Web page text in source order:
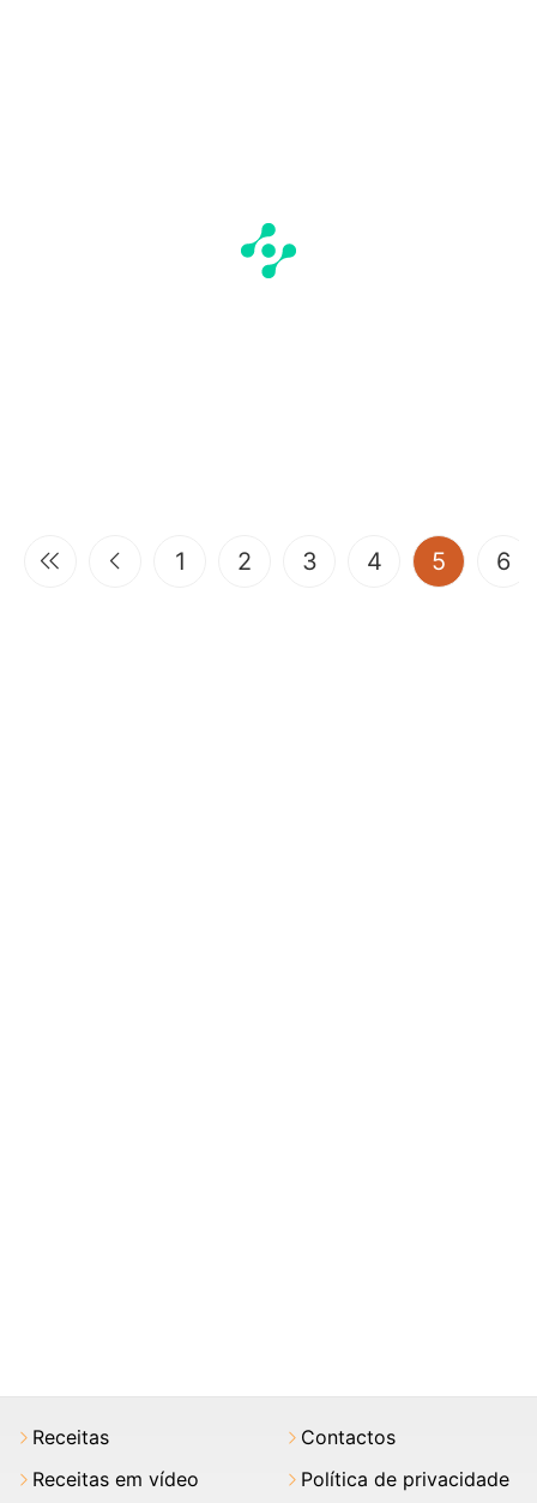
1 2 3 4 5 6
Receitas
Receitas em vídeo
Contactos
Política de privacidade